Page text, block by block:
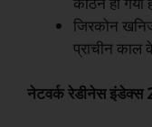
जिरकोन
प्राचीन काल
नेटवर्क रेडीनेस इंडेक्स